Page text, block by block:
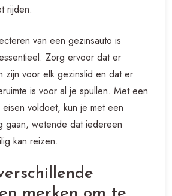
rijden.
van een gezinsauto is
Zorg ervoor dat er
zijn voor elk gezinslid en dat er
is voor al je spullen. Met een
voldoet, kun je met een
gaan, wetende dat iedereen
kan reizen.